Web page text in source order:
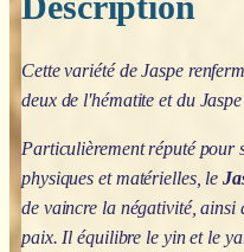
Cette variété de Jaspe
deux de l'hématite et du
Particulièrement réputé pour
physiques et matérielles, le
de vaincre la négativité,
paix. Il équilibre le yin et le